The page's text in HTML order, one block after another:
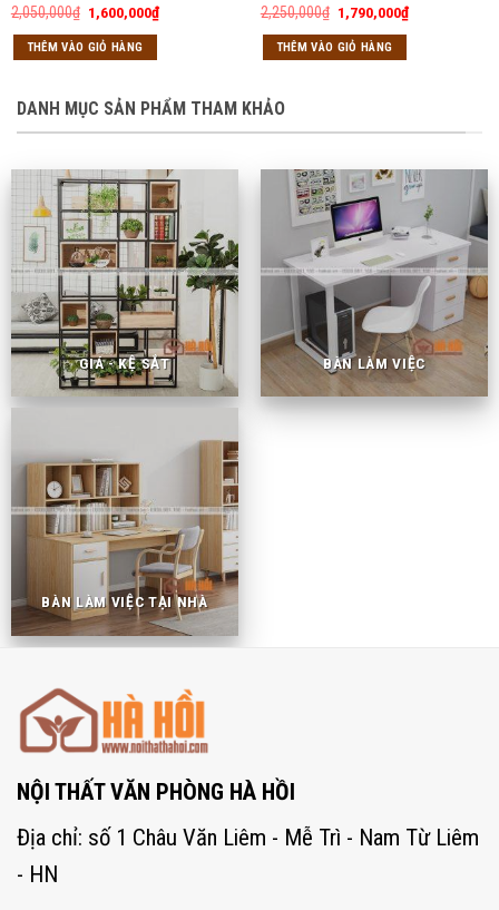
2,050,000₫ Giá
gốc
là:
2,050,000₫.
1,600,000₫Giá
hiện
THÊM VÀO GIỎ HÀNG
2,250,000₫ Giá
gốc
là:
2,250,000₫.
1,790,000₫Giá
hiện
THÊM VÀO GIỎ HÀNG
DANH MỤC SẢN PHẨM THAM KHẢO
GIÁ - KỆ SẮT BÀN LÀM VIỆC
BÀN LÀM VIỆC TẠI NHÀ
NỘI THẤT VĂN PHÒNG HÀ HỒI
Địa chỉ: số 1 Châu Văn Liêm - Mễ Trì - Nam Từ Liêm
- HN